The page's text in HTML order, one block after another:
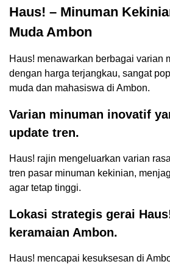
Haus! – Minuman
Muda Ambon
Haus! menawarkan berbagai varian
dengan harga terjangkau, sangat
muda dan mahasiswa di Ambon.
Varian minuman inovatif
update tren.
Haus! rajin mengeluarkan varian
tren pasar minuman kekinian,
agar tetap tinggi.
Lokasi strategis gerai
keramaian Ambon.
Haus! mencapai kesuksesan di